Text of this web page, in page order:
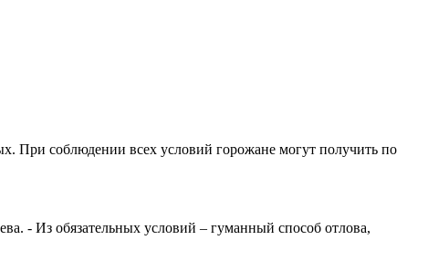
При соблюдении всех условий горожане могут получить по
- Из обязательных условий – гуманный способ отлова,